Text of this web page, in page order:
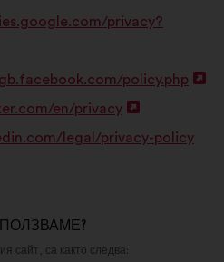
privacy?
policy.php
en/privacy
т
legal/privacy-policy
сайт, са както следва: